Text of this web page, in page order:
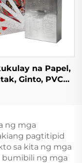
ang mga
Gilid
na Papel,
Ginto, PVC
Kahon na May
sa Harap at
Likod
ng mga
pagtitipid
sa kita ng mga
bumibili ng mga